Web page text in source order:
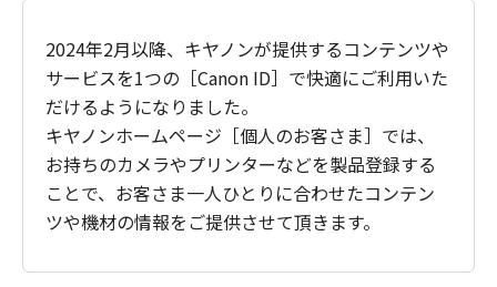
2024年2月以降、キヤノンが提供するコンテンツや
サービスを1つの［Canon ID］で快適にご利用いた
だけるようになりました。
キヤノンホームページ［個人のお客さま］では、
お持ちのカメラやプリンターなどを製品登録する
ことで、お客さま一人ひとりに合わせたコンテン
ツや機材の情報をご提供させて頂きます。